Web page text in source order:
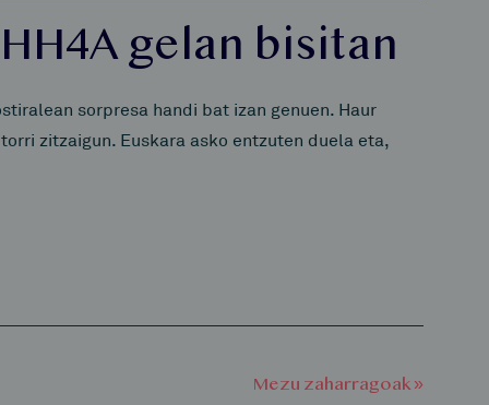
gelan bisitan
sorpresa handi bat izan genuen. Haur
zitzaigun. Euskara asko entzuten duela eta,
Mezu zaharragoak »